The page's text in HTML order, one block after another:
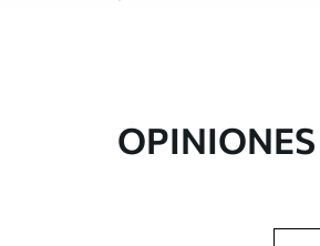
de diseño Uwalls